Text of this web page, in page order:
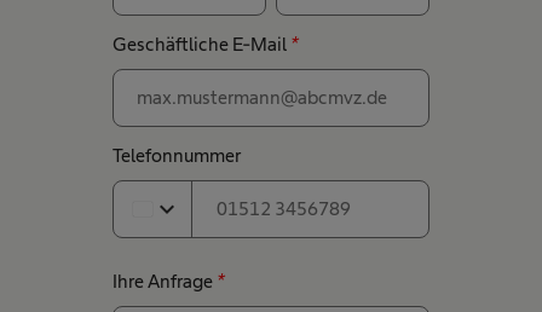
Geschäftliche E-Mail *
Telefonnummer
expand_more
Ihre Anfrage *